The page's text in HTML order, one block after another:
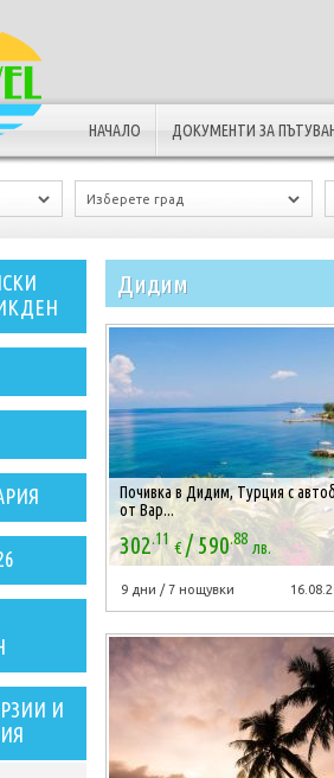
НАЧАЛО ДОКУМЕНТИ ЗА
И
Дидим
Почивка в Дидим, Турция с
от Вар...
302.11 € /590.88 лв.
9 дни / 7 нощувки